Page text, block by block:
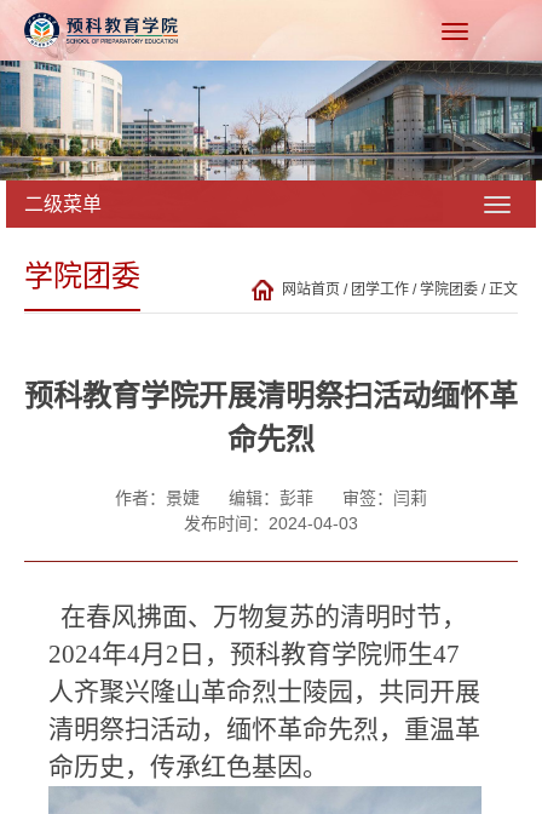
二级菜单
学院团委 网站首页 / 团学工作 /学院团委 / 正文
预科教育学院开展清明祭扫活动缅怀革
命先烈
作者：景婕 编辑：彭菲
审签：闫莉
发布时间：2024-04-03
在春风拂面、万物复苏的清明时节，
2024年4月 2 日，预科教育学院师生47
人齐聚兴隆山革命烈士陵园，共同开展
清明祭扫活动，缅怀革命先烈，重温革
命历史，传承红色基因。